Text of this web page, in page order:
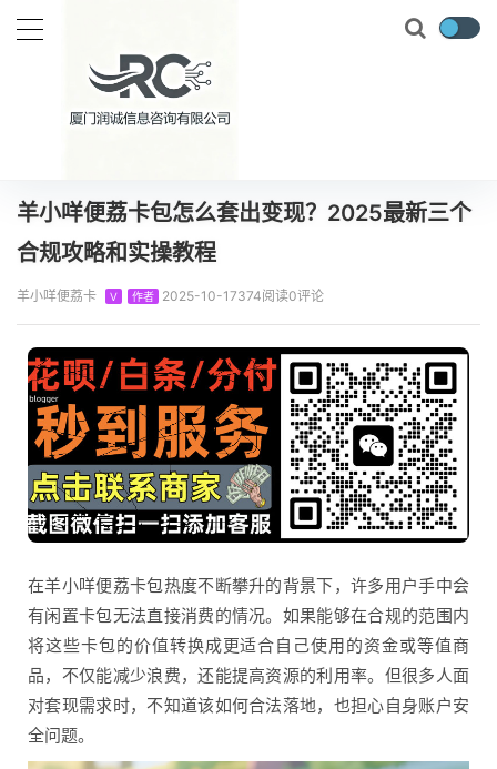
当前位置： 首页 知识百科
羊小咩便荔卡包怎么套出变现？2025最新三个
合规攻略和实操教程
羊小咩便荔卡 V 作者 2025-10-17374阅读0评论
在羊小咩便荔卡包热度不断攀升的背景下，许多用户手中会
有闲置卡包无法直接消费的情况。如果能够在合规的范围内
将这些卡包的价值转换成更适合自己使用的资金或等值商
品，不仅能减少浪费，还能提高资源的利用率。但很多人面
对套现需求时，不知道该如何合法落地，也担心自身账户安
全问题。